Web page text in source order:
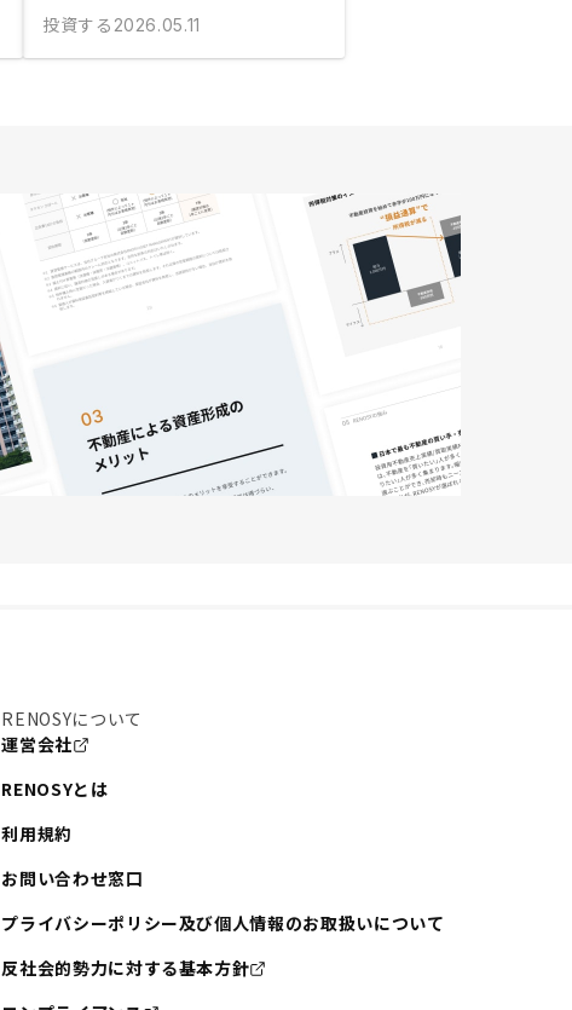
投資する 2026.05.11
RENOSYについて
運営会社
RENOSYとは
利用規約
お問い合わせ窓口
プライバシーポリシー及び個人情報のお取扱いについて
反社会的勢力に対する基本方針